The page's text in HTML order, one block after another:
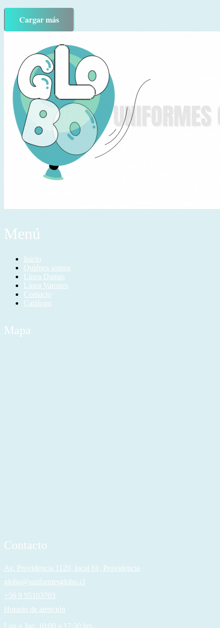
Cargar más
Menú
Inicio
Quiénes somos
Línea Damas
Línea Varones
Contacto
Catálogo
Mapa
Contacto
Av. Providencia 1120, local 61, Providencia
globo@uniformesglobo.cl
+56 9 95103703
Horario de atención
Lun a Jue: 10:00 a 17:30 hrs.